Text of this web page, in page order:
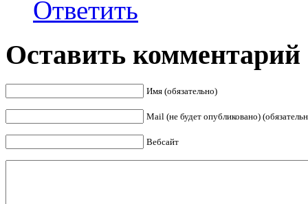
Ответить
Оставить комментарий
Имя (обязательно)
Mail (не будет опубликовано)
Вебсайт